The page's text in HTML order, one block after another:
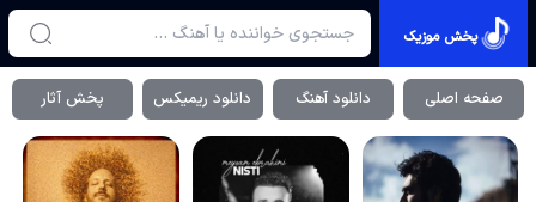
پخش موزیک
صفحه اصلی دانلود آهنگ دانلود ریمیکس پخش آثار